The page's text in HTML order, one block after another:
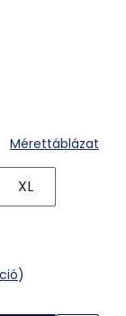
Mérettáblázat
XL
)